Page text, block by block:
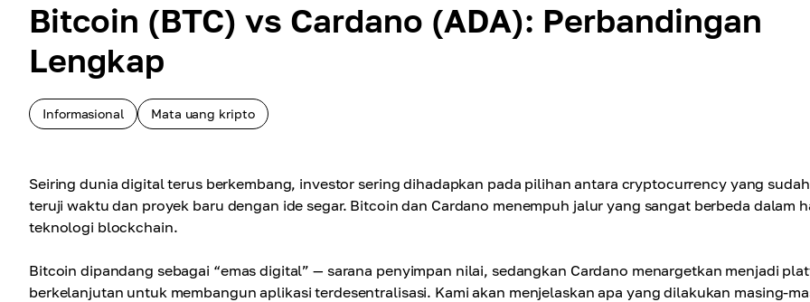
Bitcoin (BTC) vs Cardano (ADA): Perbandingan
Lengkap
Informasional Mata uang kripto
Seiring dunia digital terus berkembang, investor sering dihadapkan pada pilihan antara cryptocurrency yang sudah
teruji waktu dan proyek baru dengan ide segar. Bitcoin dan Cardano menempuh jalur yang sangat berbeda dalam
teknologi blockchain.
Bitcoin dipandang sebagai “emas digital” — sarana penyimpan nilai, sedangkan Cardano menargetkan menjadi
berkelanjutan untuk membangun aplikasi terdesentralisasi. Kami akan menjelaskan apa yang dilakukan masing-